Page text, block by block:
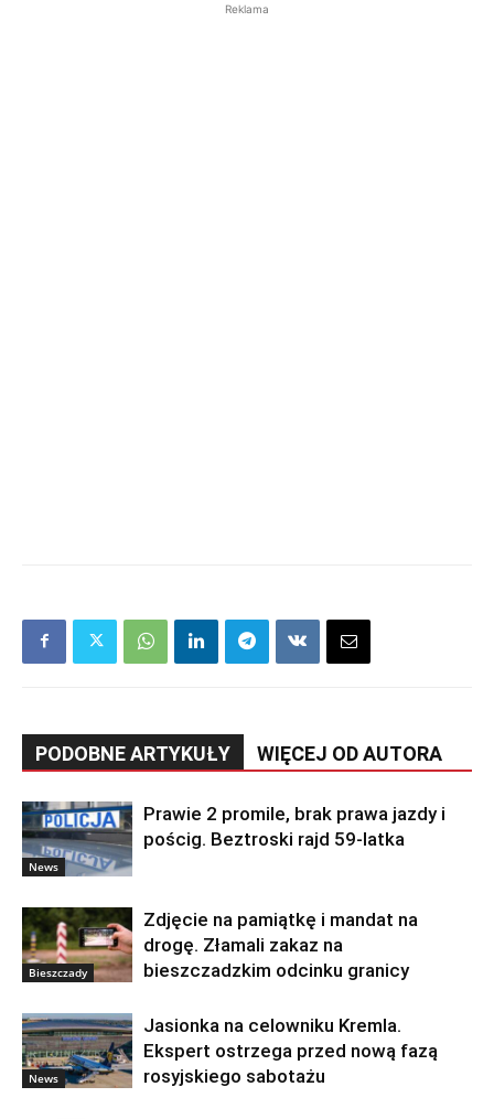
Reklama
PODOBNE ARTYKUŁY WIĘCEJ OD AUTORA
News
Prawie 2 promile, brak prawa jazdy i
pościg. Beztroski rajd 59-latka
Bieszczady
Zdjęcie na pamiątkę i mandat na
drogę. Złamali zakaz na
bieszczadzkim odcinku granicy
News
Jasionka na celowniku Kremla.
Ekspert ostrzega przed nową fazą
rosyjskiego sabotażu